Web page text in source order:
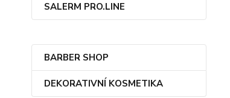
SALERM PRO.LINE
BARBER SHOP
DEKORATIVNÍ KOSMETIKA